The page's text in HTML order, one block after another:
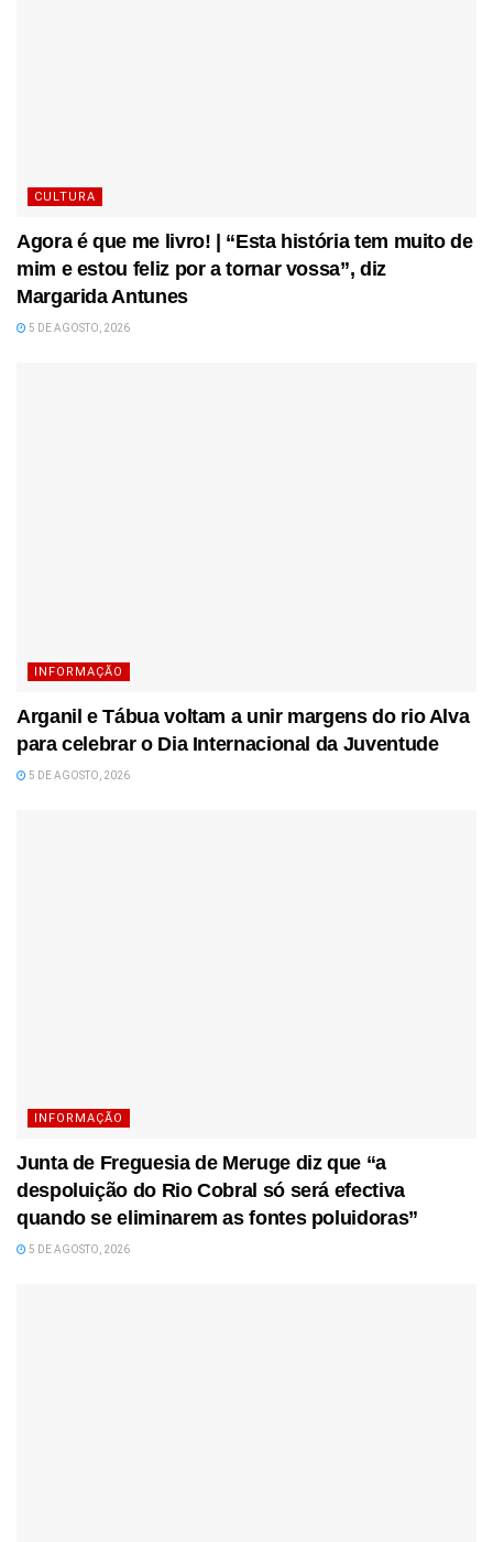
CULTURA
Agora é que me livro! | “Esta história tem muito de
mim e estou feliz por a tornar vossa”, diz
Margarida Antunes
5 DE AGOSTO, 2026
INFORMAÇÃO
Arganil e Tábua voltam a unir margens do rio Alva
para celebrar o Dia Internacional da Juventude
5 DE AGOSTO, 2026
INFORMAÇÃO
Junta de Freguesia de Meruge diz que “a
despoluição do Rio Cobral só será efectiva
quando se eliminarem as fontes poluidoras”
5 DE AGOSTO, 2026